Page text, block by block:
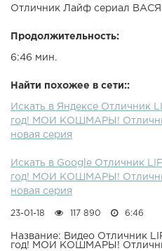
Мне приснился кошмар, я
всех обманул и улетел в
площадку Алисы !! Челлендж
Challenge Masha and the
игра Challenge
раздурил Алису и сделал её
воздушными шариками
детства!!!CHILDREN's
Кролик !!! Мы наделали горы
Отличник Лайф сериал ВАСЯ
Продолжительность:
6:46 мин.
Найти похожее в сети::
Искать в Яндексе
год! МОИ КОШМАРЫ!
новая серия
Искать в Google Отличник
год! МОИ КОШМАРЫ!
новая серия
23-01-18 117 890 6:46
Название: Видео Отличник
год! МОИ КОШМАРЫ!